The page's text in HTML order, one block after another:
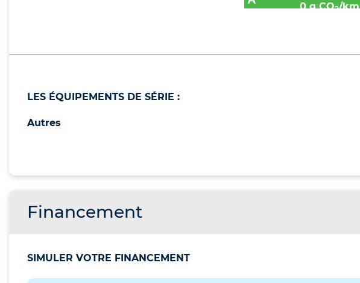
0 g CO2/km
LES ÉQUIPEMENTS DE SÉRIE :
Autres
Financement
SIMULER VOTRE FINANCEMENT